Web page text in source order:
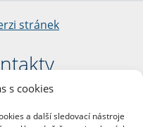
s cookies
a další sledovací nástroje
stránek
1/2